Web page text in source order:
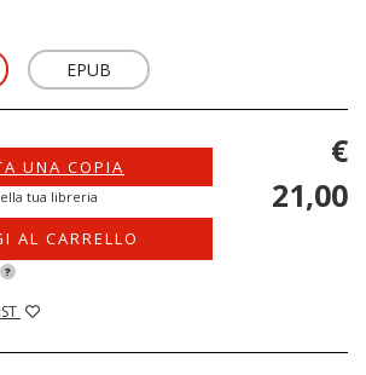
EPUB
UNA COPIA
tua libreria
AL CARRELLO
?
€
21,00